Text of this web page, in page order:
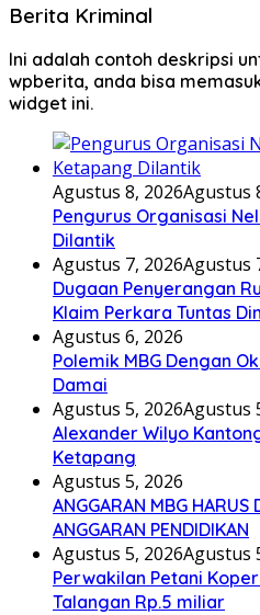
Berita Kriminal
Ini adalah contoh deskripsi
wpberita, anda bisa
widget ini.
Agustus 8, 2026Agustus
Pengurus Organisasi
Dilantik
Agustus 7, 2026Agustus
Dugaan Penyerangan
Klaim Perkara Tuntas
Agustus 6, 2026
Polemik MBG Dengan
Damai
Agustus 5, 2026Agustus
Alexander Wilyo
Ketapang
Agustus 5, 2026
ANGGARAN MBG HARUS
ANGGARAN PENDIDIKAN
Agustus 5, 2026Agustus
Perwakilan Petani
Talangan Rp.5 miliar